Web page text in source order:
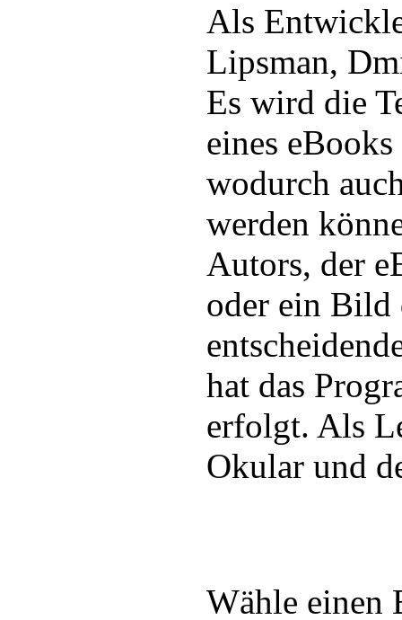
Als
Lipsman,
Es wird die
eines
wodurch
werden
Autors, der
oder ein Bild
hat das
erfolgt. Als
Okular und
Wähle einen